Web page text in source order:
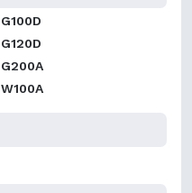
G100D
G120D
G200A
W100A